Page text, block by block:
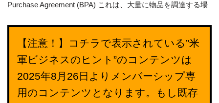
Purchase Agreement (BPA) これは、大量に物品を調達する場
【注意！】コチラで表示されている”米
軍ビジネスのヒント”のコンテンツは
2025年8月26日よりメンバーシップ専
用のコンテンツとなります。もし既存